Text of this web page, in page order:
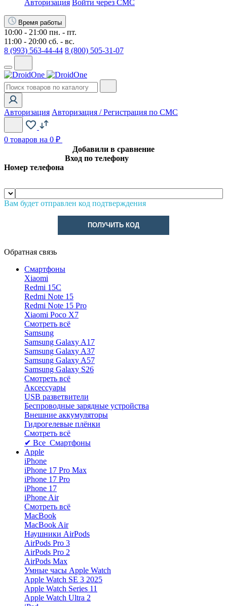
Авторизация Войти через СМС
Время работы
10:00 - 21:00 пн. - пт.
11:00 - 20:00 сб. - вс.
8 (993) 563-44-44 8 (800) 505-31-07
Авторизация Авторизация / Регистрация по СМС
0 товаров на 0 ₽
Добавили в сравнение
Вход по телефону
Номер телефона
Вам будет отправлен код подтверждения
ПОЛУЧИТЬ КОД
Обратная связь
Смартфоны
Xiaomi
Redmi 15C
Redmi Note 15
Redmi Note 15 Pro
Xiaomi Poco X7
Смотреть всё
Samsung
Samsung Galaxy A17
Samsung Galaxy A37
Samsung Galaxy A57
Samsung Galaxy S26
Смотреть всё
Аксессуары
USB разветвители
Беспроводные зарядные устройства
Внешние аккумуляторы
Гидрогелевые плёнки
Смотреть всё
✔ Все Смартфоны
Apple
iPhone
iPhone 17 Pro Max
iPhone 17 Pro
iPhone 17
iPhone Air
Смотреть всё
MacBook
MacBook Air
Наушники AirPods
AirPods Pro 3
AirPods Pro 2
AirPods Max
Умные часы Apple Watch
Apple Watch SE 3 2025
Apple Watch Series 11
Apple Watch Ultra 2